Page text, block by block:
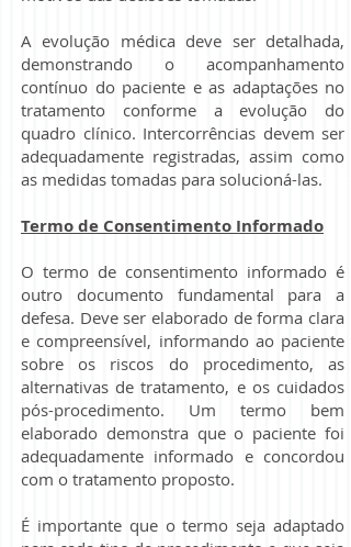
A evolução médica deve ser detalhada,
demonstrando o acompanhamento
contínuo do paciente e as adaptações no
tratamento conforme a evolução do
quadro clínico. Intercorrências devem ser
adequadamente registradas, assim como
as medidas tomadas para solucioná-las.
Termo de Consentimento Informado
O termo de consentimento informado é
outro documento fundamental para a
defesa. Deve ser elaborado de forma clara
e compreensível, informando ao paciente
sobre os riscos do procedimento, as
alternativas de tratamento, e os cuidados
pós-procedimento. Um termo bem
elaborado demonstra que o paciente foi
adequadamente informado e concordou
com o tratamento proposto.
É importante que o termo seja adaptado